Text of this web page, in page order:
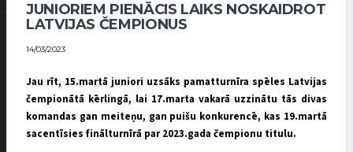
JUNIORIEM PIENĀCIS LAIKS NOSKAIDROT
LATVIJAS ČEMPIONUS
14/03/2023
Jau rīt, 15.martā juniori uzsāks pamatturnīra spēles Latvijas
čempionātā kērlingā, lai 17.marta vakarā uzzinātu tās divas
komandas gan meiteņu, gan puišu konkurencē, kas 19.martā
sacentīsies finālturnīrā par 2023.gada čempionu titulu.